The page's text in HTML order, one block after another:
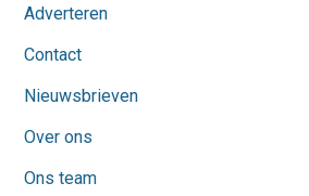
Adverteren
Contact
Nieuwsbrieven
Over ons
Ons team